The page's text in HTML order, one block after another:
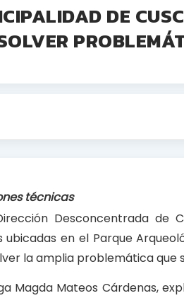
DE
técnicas
Desconcentrada de
en el Parque
la amplia problemática que
Magda Mateos Cárdenas,